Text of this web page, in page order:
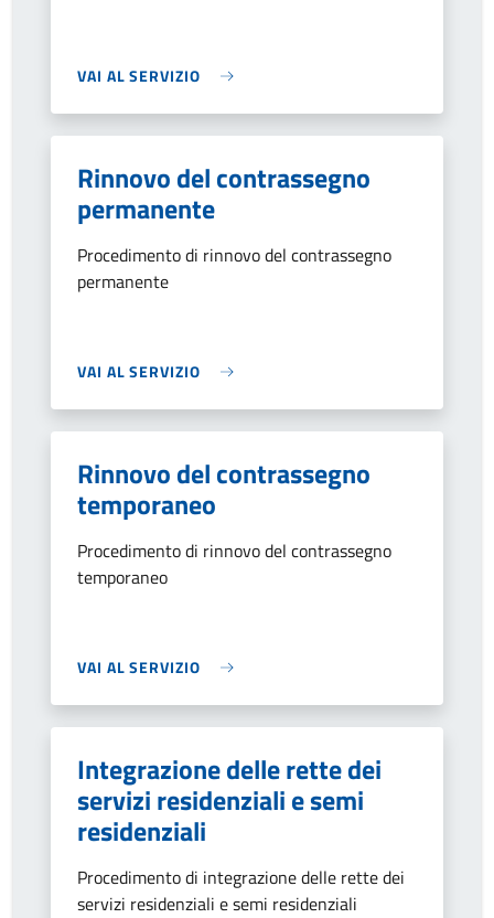
VAI AL SERVIZIO
Rinnovo del contrassegno
permanente
Procedimento di rinnovo del contrassegno
permanente
VAI AL SERVIZIO
Rinnovo del contrassegno
temporaneo
Procedimento di rinnovo del contrassegno
temporaneo
VAI AL SERVIZIO
Integrazione delle rette dei
servizi residenziali e semi
residenziali
Procedimento di integrazione delle rette dei
servizi residenziali e semi residenziali